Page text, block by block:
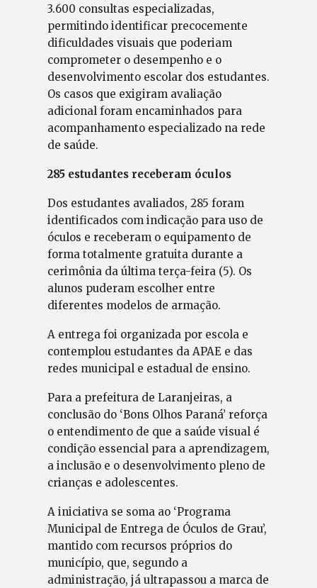
3.600 consultas especializadas,
permitindo identificar precocemente
dificuldades visuais que poderiam
comprometer o desempenho e o
desenvolvimento escolar dos estudantes.
Os casos que exigiram avaliação
adicional foram encaminhados para
acompanhamento especializado na rede
de saúde.
285 estudantes receberam óculos
Dos estudantes avaliados, 285 foram
identificados com indicação para uso de
óculos e receberam o equipamento de
forma totalmente gratuita durante a
cerimônia da última terça-feira (5). Os
alunos puderam escolher entre
diferentes modelos de armação.
A entrega foi organizada por escola e
contemplou estudantes da APAE e das
redes municipal e estadual de ensino.
Para a prefeitura de Laranjeiras, a
conclusão do ‘Bons Olhos Paraná’ reforça
o entendimento de que a saúde visual é
condição essencial para a aprendizagem,
a inclusão e o desenvolvimento pleno de
crianças e adolescentes.
A iniciativa se soma ao ‘Programa
Municipal de Entrega de Óculos de Grau’,
mantido com recursos próprios do
município, que, segundo a
administração, já ultrapassou a marca de